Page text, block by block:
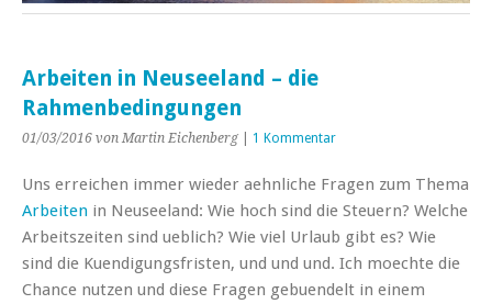
Arbeiten in Neuseeland – die
Rahmenbedingungen
01/03/2016 von Martin Eichenberg 1 Kommentar
Uns erreichen immer wieder aehnliche Fragen zum Thema
Arbeiten in Neuseeland: Wie hoch sind die Steuern? Welche
Arbeitszeiten sind ueblich? Wie viel Urlaub gibt es? Wie
sind die Kuendigungsfristen, und und und. Ich moechte die
Chance nutzen und diese Fragen gebuendelt in einem